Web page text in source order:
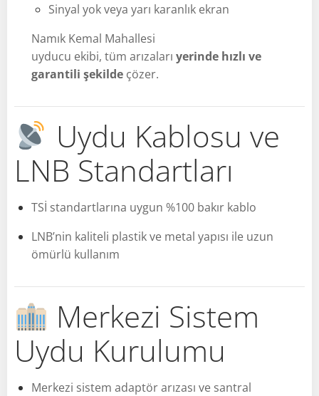
Sinyal yok veya yarı karanlık ekran
Namık Kemal Mahallesi
uyducu ekibi, tüm arızaları yerinde hızlı ve
garantili şekilde çözer.
Uydu Kablosu ve
LNB Standartları
TSİ standartlarına uygun %100 bakır kablo
LNB’nin kaliteli plastik ve metal yapısı ile uzun
ömürlü kullanım
Merkezi Sistem
Uydu Kurulumu
Merkezi sistem adaptör arızası ve santral